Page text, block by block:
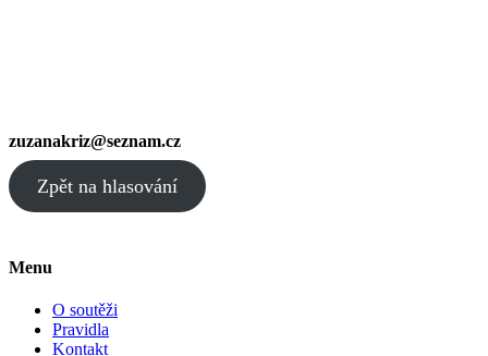
zuzanakriz@seznam.cz
Zpět na hlasování
Menu
O soutěži
Pravidla
Kontakt